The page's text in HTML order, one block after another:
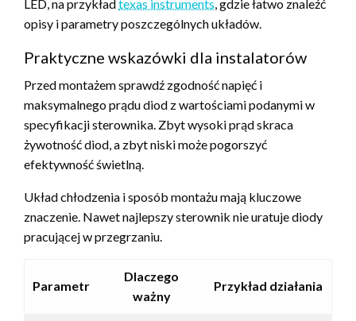
LED, na przykładtexas instruments, gdzie łatwo znaleźć
opisy i parametry poszczególnych układów.
Praktyczne wskazówki dla instalatorów
Przed montażem sprawdź zgodność napięć i
maksymalnego prądu diod z wartościami podanymi w
specyfikacji sterownika. Zbyt wysoki prąd skraca
żywotność diod, a zbyt niski może pogorszyć
efektywność świetlną.
Układ chłodzenia i sposób montażu mają kluczowe
znaczenie. Nawet najlepszy sterownik nie uratuje diody
pracującej w przegrzaniu.
Parametr
Dlaczego
ważny
Przykład działania